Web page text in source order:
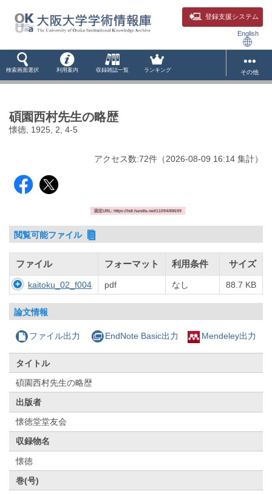
登録支援システム
English
検索画面選択 利用案内 収録雑誌一覧 ランキング その他
碩園西村先生の略歴
懐徳, 1925, 2, 4-5
アクセス数:72件 （2026-08-09 16:14 集計）
固定URL: https://hdl.handle.net/11094/88699
閲覧可能ファイル
ファイル フォーマット 利用条件 サイズ
kaitoku_02_f004 pdf なし 88.7 KB
論文情報
ファイル出力 EndNote Basic出力 Mendeley出力
タイトル
碩園西村先生の略歴
出版者
懐徳堂堂友会
収録物名
懐徳
巻(号)